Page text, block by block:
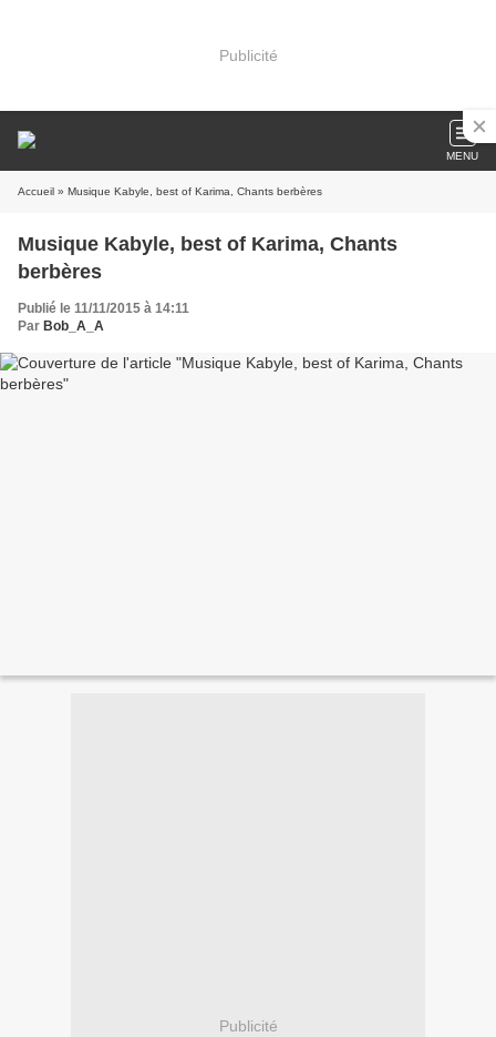
Publicité
MENU
Accueil » Musique Kabyle, best of Karima, Chants berbères
Musique Kabyle, best of Karima, Chants
berbères
Publié le 11/11/2015 à 14:11
Par Bob_A_A
Publicité